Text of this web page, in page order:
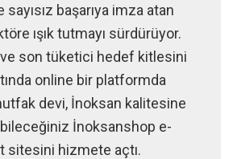
başarıya imza atan
ışık tutmayı sürdürüyor.
son tüketici hedef kitlesini
online bir platformda
devi, İnoksan kalitesine
İnoksanshop e-
sitesini hizmete açtı.